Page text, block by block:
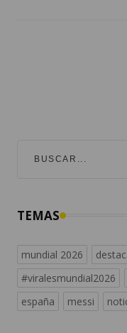
mundial 2026
españa
messi